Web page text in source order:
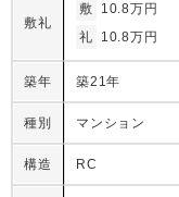
敷礼
敷
10.8万円
礼
10.8万円
築年 築21年
種別 マンション
構造 RC